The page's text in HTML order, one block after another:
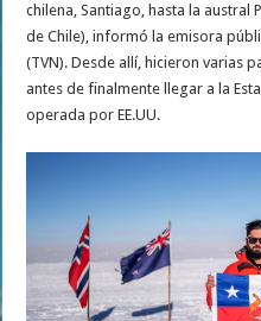
chilena, Santiago, hasta la austral
de Chile), informó la emisora
(TVN). Desde allí, hicieron varias
antes de finalmente llegar a la
operada por EE.UU.